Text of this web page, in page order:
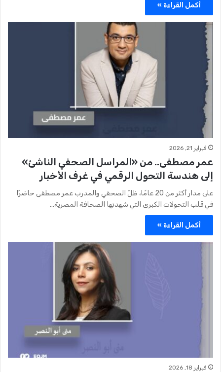
أكمل القراءة »
فبراير 21, 2026
عمر مصطفى.. من «المراسل الصحفي الناشئ»
إلى هندسة التحول الرقمي في غرف الأخبار
على مدار أكثر من 20 عامًا، ظلّ الصحفي والمدرب عمر مصطفى حاضرًا
في قلب التحولات الكبرى التي شهدتها الصحافة المصرية…
أكمل القراءة »
فبراير 18, 2026